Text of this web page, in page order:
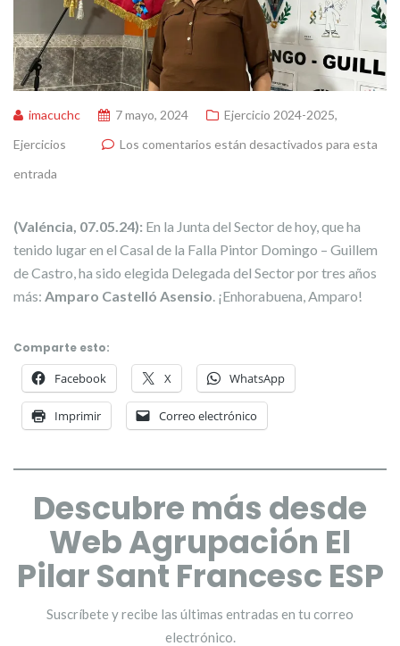
imacuchc 7 mayo, 2024 Ejercicio 2024-2025,
Ejercicios
Los comentarios están desactivados para esta
entrada
(Valéncia, 07.05.24): En la Junta del Sector de hoy, que ha
tenido lugar en el Casal de la Falla Pintor Domingo – Guillem
de Castro, ha sido elegida Delegada del Sector por tres años
más: Amparo Castelló Asensio . ¡Enhorabuena, Amparo!
Comparte esto:
Facebook X WhatsApp
Imprimir Correo electrónico
Descubre más desde
Web Agrupación El
Pilar Sant Francesc ESP
Suscríbete y recibe las últimas entradas en tu correo
electrónico.